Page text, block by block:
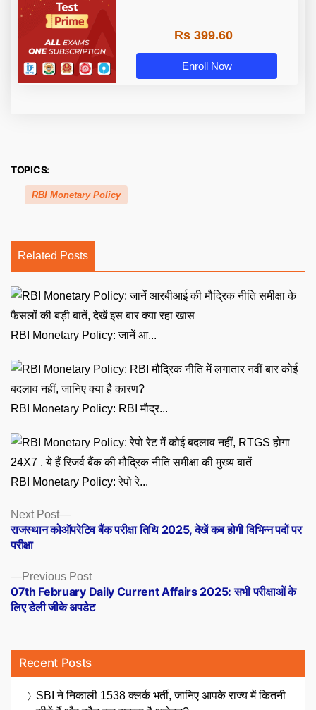
Rs 399.60
Enroll Now
TOPICS:
RBI Monetary Policy
Related Posts
RBI Monetary Policy: जानें आ...
RBI Monetary Policy: RBI मौद्र...
RBI Monetary Policy: रेपो रे...
Posts
navigation
Previous PostPrevious
post:
07th February Daily Current Affairs 2025: सभी परीक्षाओं के
लिए डेली जीके अपडेट
Next Post
Next
post:
राजस्थान कोऑपरेटिव बैंक परीक्षा तिथि 2025, देखें कब होगी विभिन्न पदों पर
परीक्षा
Recent Posts
SBI ने निकाली 1538 क्लर्क भर्ती, जानिए आपके राज्य में कितनी